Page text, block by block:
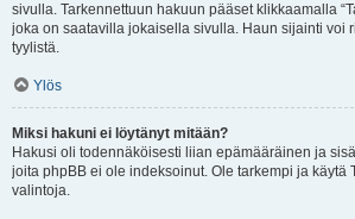
sivulla. Tarkennettuun hakuun pääset klikkaamalla
joka on saatavilla jokaisella sivulla. Haun sijainti voi
tyylistä.
Ylös
Miksi hakuni ei löytänyt mitään?
Hakusi oli todennäköisesti liian epämääräinen ja
joita phpBB ei ole indeksoinut. Ole tarkempi ja käytä
valintoja.